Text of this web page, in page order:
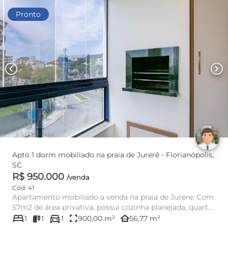
Pronto
chevron_left chevron_right
Apto 1 dorm mobiliado na praia de Jurerê - Florianópolis,
SC
R$ 950.000 /venda
Cód: 41
Apartamento mobiliado a venda na praia de Jurere. Com
57m2 de área privativa, possui cozinha planejada, quarto,
banheir...
bed1 1 directions_car1 fullscreen900,00 m² other_houses56,77 m²